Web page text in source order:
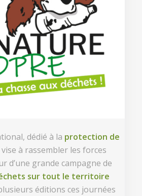
dédié à la protection de
vise à rassembler les forces
d’une grande campagne de
sur tout le territoire
éditions ces journées